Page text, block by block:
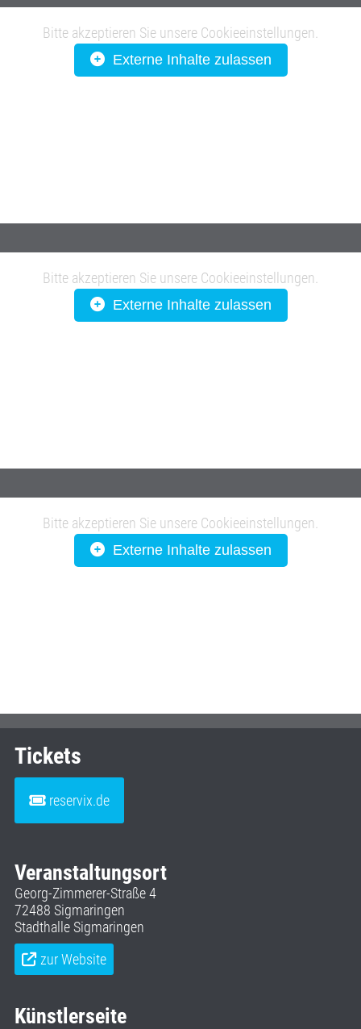
Bitte akzeptieren Sie unsere Cookieeinstellungen.
Externe Inhalte zulassen
Bitte akzeptieren Sie unsere Cookieeinstellungen.
Externe Inhalte zulassen
Bitte akzeptieren Sie unsere Cookieeinstellungen.
Externe Inhalte zulassen
Tickets
reservix.de
Veranstaltungsort
Georg-Zimmerer-Straße 4
72488 Sigmaringen
Stadthalle Sigmaringen
zur Website
Künstlerseite